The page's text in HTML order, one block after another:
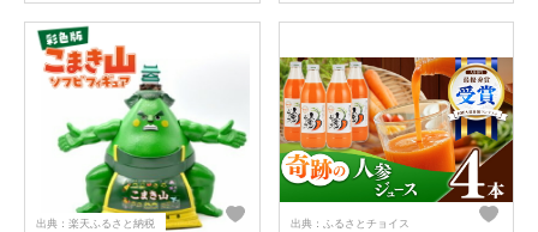
出典：楽天ふるさと納税 出典：ふるさとチョイス